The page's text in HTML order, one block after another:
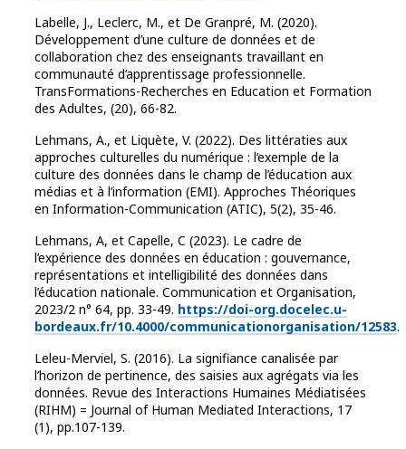
Labelle, J., Leclerc, M., et De Granpré, M. (2020).
Développement d’une culture de données et de
collaboration chez des enseignants travaillant en
communauté d’apprentissage professionnelle.
TransFormations-Recherches en Education et Formation
des Adultes, (20), 66-82.
Lehmans, A., et Liquète, V. (2022). Des littératies aux
approches culturelles du numérique : l’exemple de la
culture des données dans le champ de l’éducation aux
médias et à l’information (EMI). Approches Théoriques
en Information-Communication (ATIC), 5(2), 35-46.
Lehmans, A, et Capelle, C (2023). Le cadre de
l’expérience des données en éducation : gouvernance,
représentations et intelligibilité des données dans
l’éducation nationale. Communication et Organisation,
2023/2 n° 64, pp. 33-49. https://doi-org.docelec.u-
bordeaux.fr/10.4000/communicationorganisation/12583.
Leleu-Merviel, S. (2016). La signifiance canalisée par
l’horizon de pertinence, des saisies aux agrégats via les
données. Revue des Interactions Humaines Médiatisées
(RIHM) = Journal of Human Mediated Interactions, 17
(1), pp.107-139.